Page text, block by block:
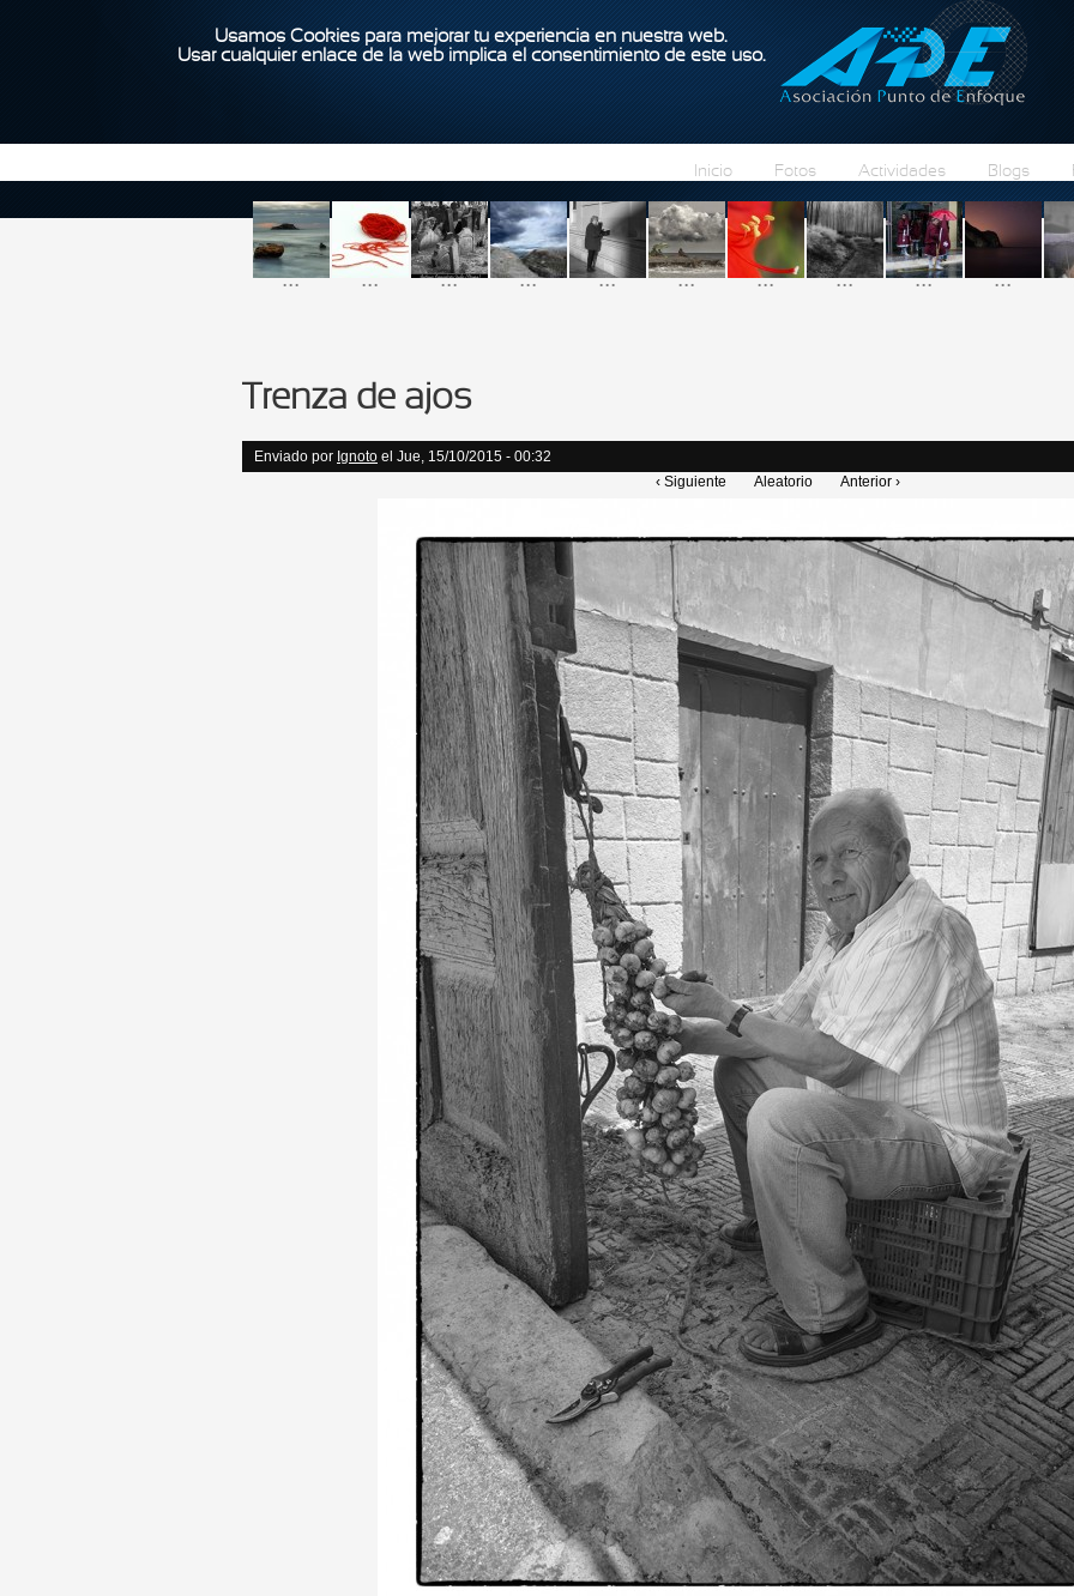
Usamos Cookies para mejorar tu experiencia en nuestra web.
Usar cualquier enlace de la web implica el consentimiento de este uso.
Pasar al contenido principal
Inicio Fotos Actividades Blogs
... ... ... ... ... ... ... ... ... ...
Trenza de ajos
Enviado por Ignoto el Jue, 15/10/2015 - 00:32
‹ Siguiente
Aleatorio Anterior ›